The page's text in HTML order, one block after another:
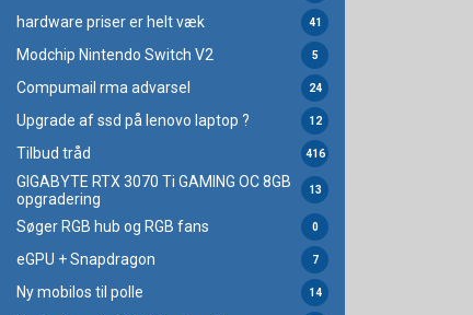
hardware priser er helt væk 41
Modchip Nintendo Switch V2 5
Compumail rma advarsel 24
Upgrade af ssd på lenovo laptop ? 12
Tilbud tråd 416
GIGABYTE RTX 3070 Ti GAMING OC 8GB
opgradering
13
Søger RGB hub og RGB fans 0
eGPU + Snapdragon 7
Ny mobilos til polle 14